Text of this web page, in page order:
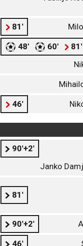
81'
48' 60'
81'
46'
90'+2'
Janko
81'
90'+2'
46'